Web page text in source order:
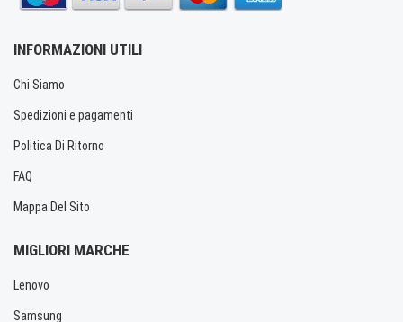
INFORMAZIONI UTILI
Chi Siamo
Spedizioni e pagamenti
Politica Di Ritorno
FAQ
Mappa Del Sito
MIGLIORI MARCHE
Lenovo
Samsung